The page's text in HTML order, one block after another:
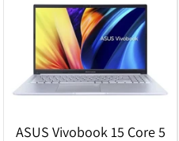
ASUS Vivobook 15 Core 5